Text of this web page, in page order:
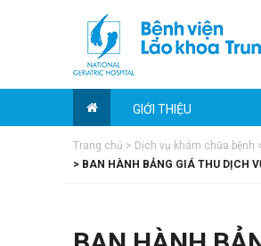
GIỚI THIỆU
Trang chủ > Dịch vụ khám chữa bệnh
> BAN HÀNH BẢNG GIÁ THU DỊCH